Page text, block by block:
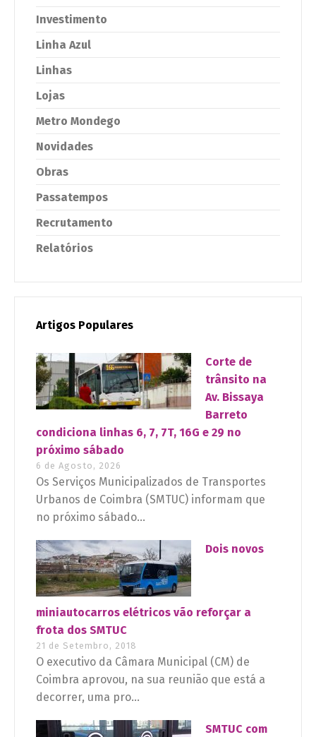
Investimento
Linha Azul
Linhas
Lojas
Metro Mondego
Novidades
Obras
Passatempos
Recrutamento
Relatórios
Artigos Populares
Corte de
trânsito na
Av. Bissaya
Barreto
condiciona linhas 6, 7, 7T, 16G e 29 no
próximo sábado
6 de Agosto, 2026
Os Serviços Municipalizados de Transportes
Urbanos de Coimbra (SMTUC) informam que
no próximo sábado...
Dois novos
miniautocarros elétricos vão reforçar a
frota dos SMTUC
21 de Setembro, 2018
O executivo da Câmara Municipal (CM) de
Coimbra aprovou, na sua reunião que está a
decorrer, uma pro...
SMTUC com